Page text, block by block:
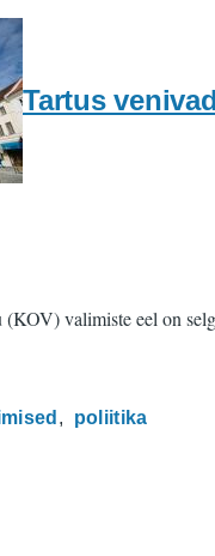
Tartus
valimiste eel on
poliitika